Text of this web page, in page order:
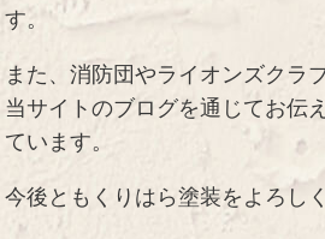
す。
また、消防団やライオンズクラ
当サイトのブログを通じてお伝
ています。
今後ともくりはら塗装をよろし